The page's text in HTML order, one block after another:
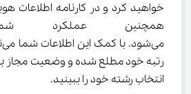
همچنین عملکرد
می‌شود. با کمک این اطلاعات شما می‌توانید از
رتبه خود مطلع شده و وضعیت مجاز
انتخاب رشته خود را ببینید.